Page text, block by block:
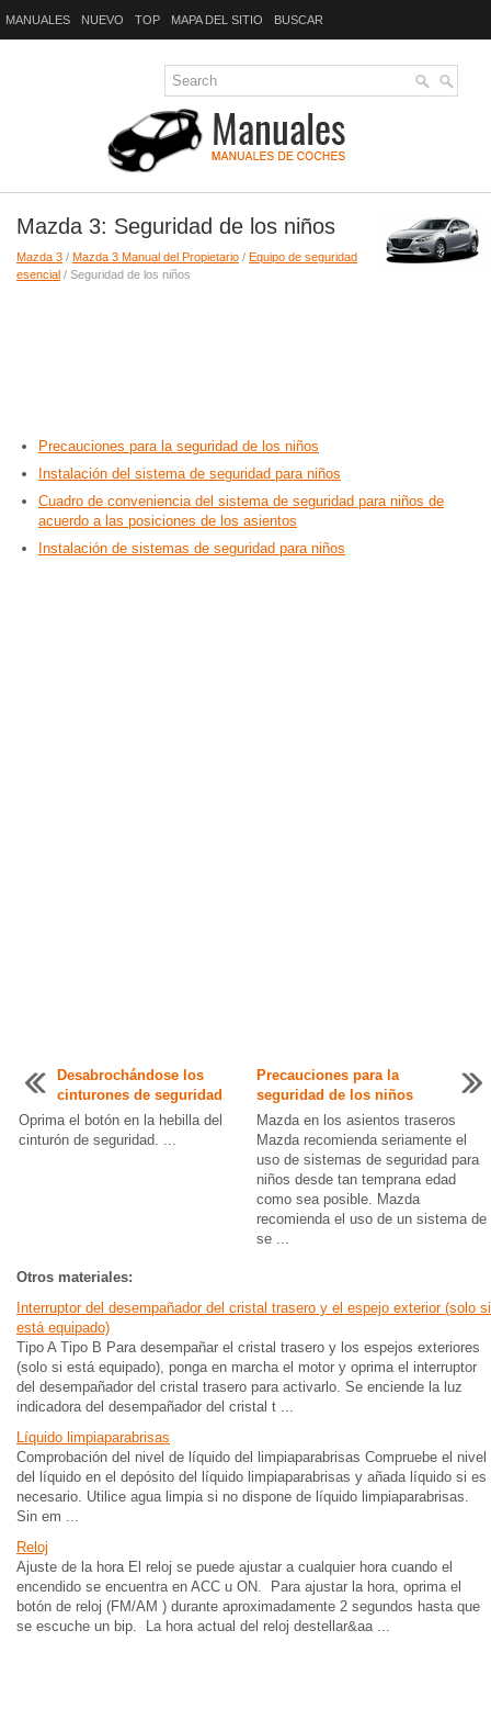
MANUALES NUEVO TOP MAPA DEL SITIO BUSCAR
Mazda 3: Seguridad de los niños
Mazda 3 / Mazda 3 Manual del Propietario / Equipo de seguridad
esencial / Seguridad de los niños
Precauciones para la seguridad de los niños
Instalación del sistema de seguridad para niños
Cuadro de conveniencia del sistema de seguridad para niños de
acuerdo a las posiciones de los asientos
Instalación de sistemas de seguridad para niños
Desabrochándose los
cinturones de seguridad
Oprima el botón en la hebilla del
cinturón de seguridad. ...
Precauciones para la
seguridad de los niños
Mazda en los asientos traseros
Mazda recomienda seriamente el
uso de sistemas de seguridad para
niños desde tan temprana edad
como sea posible. Mazda
recomienda el uso de un sistema de
se ...
Otros materiales:
Interruptor del desempañador del cristal trasero y el espejo exterior (solo si
está equipado)
Tipo A Tipo B Para desempañar el cristal trasero y los espejos exteriores
(solo si está equipado), ponga en marcha el motor y oprima el interruptor
del desempañador del cristal trasero para activarlo. Se enciende la luz
indicadora del desempañador del cristal t ...
Líquido limpiaparabrisas
Comprobación del nivel de líquido del limpiaparabrisas Compruebe el nivel
del líquido en el depósito del líquido limpiaparabrisas y añada líquido si es
necesario. Utilice agua limpia si no dispone de líquido limpiaparabrisas.
Sin em ...
Reloj
Ajuste de la hora El reloj se puede ajustar a cualquier hora cuando el
encendido se encuentra en ACC u ON. Para ajustar la hora, oprima el
botón de reloj (FM/AM ) durante aproximadamente 2 segundos hasta que
se escuche un bip. La hora actual del reloj destellar&aa ...